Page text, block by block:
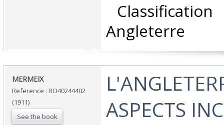
Angleterre‎
‎MERMEIX‎
Reference : RO40244402
(1911)
See the book
ASPECTS